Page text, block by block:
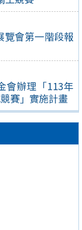
覽會第一階段報
會辦理「113年
賽」實施計畫